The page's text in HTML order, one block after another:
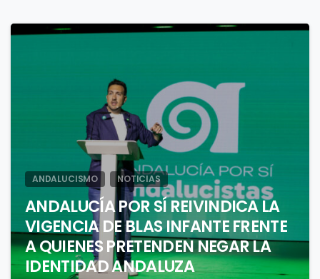
ANDALUCISMO NOTICIAS
ANDALUCÍA POR SÍ REIVINDICA LA
VIGENCIA DE BLAS INFANTE FRENTE
A QUIENES PRETENDEN NEGAR LA
IDENTIDAD ANDALUZA